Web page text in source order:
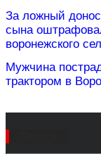
За ложный
сына
воронежского
Мужчина
трактором в